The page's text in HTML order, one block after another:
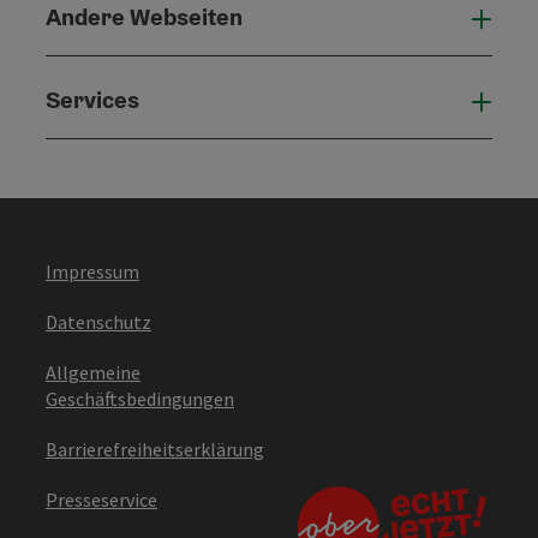
Andere Webseiten
Services
Impressum
Datenschutz
Allgemeine
Geschäftsbedingungen
Barrierefreiheitserklärung
Presseservice